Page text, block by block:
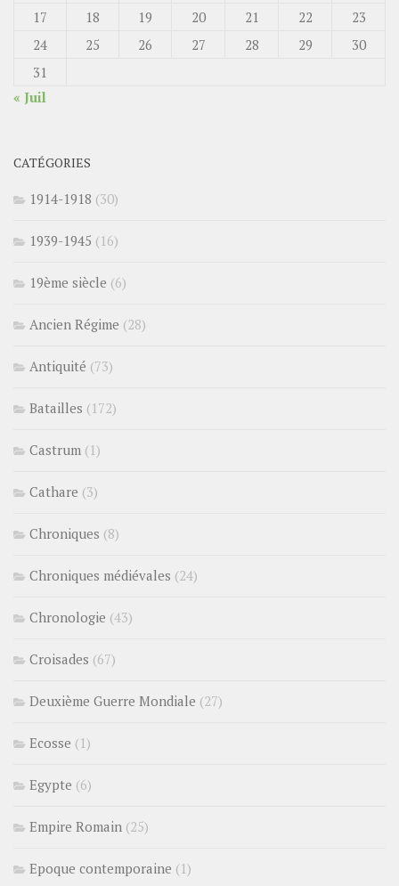
17
18 19 20 21 22
23
24
25 26 27 28 29
30
31
« Juil
CATÉGORIES
1914-1918 (30)
1939-1945 (16)
19ème siècle (6)
Ancien Régime (28)
Antiquité (73)
Batailles (172)
Castrum (1)
Cathare (3)
Chroniques (8)
Chroniques médiévales (24)
Chronologie (43)
Croisades (67)
Deuxième Guerre Mondiale (27)
Ecosse (1)
Egypte (6)
Empire Romain (25)
Epoque contemporaine (1)